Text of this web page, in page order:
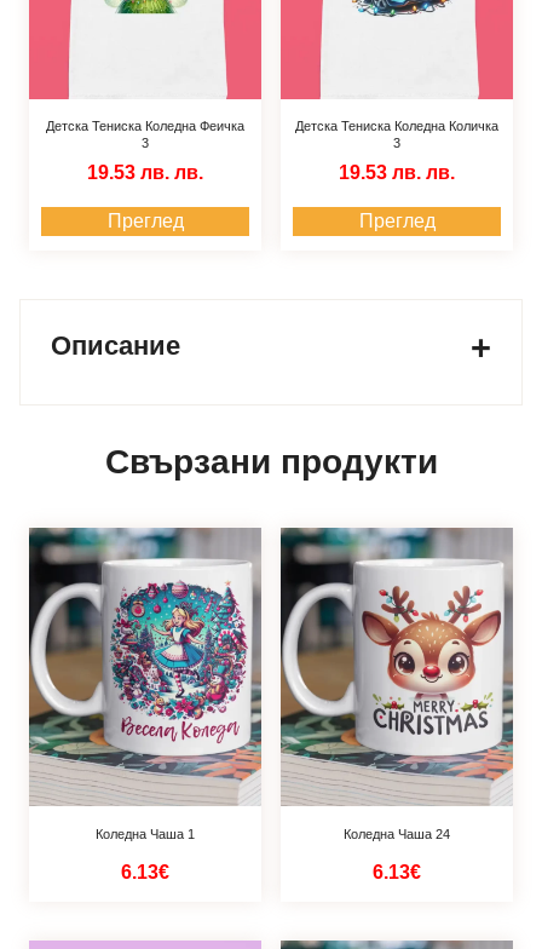
Детска Тениска Коледна Феичка
3
19.53 лв. лв.
Преглед
Детска Тениска Коледна Количка
3
19.53 лв. лв.
Преглед
Описание
Свързани продукти
Коледна Чаша 1
6.13€
Коледна Чаша 24
6.13€